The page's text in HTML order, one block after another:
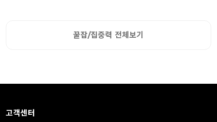
꿀잡/집중력 전체보기
고객센터